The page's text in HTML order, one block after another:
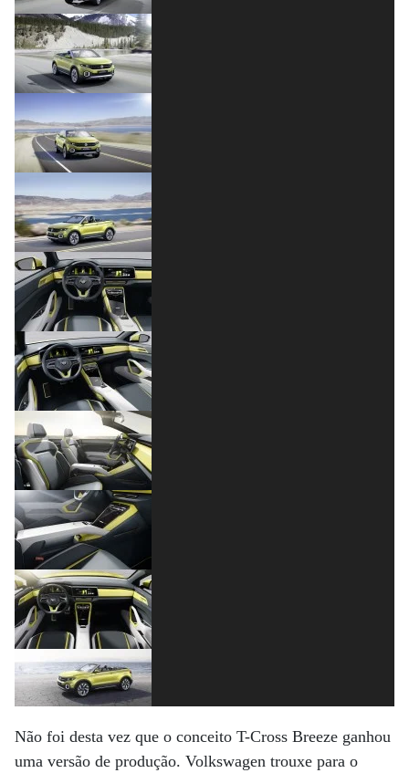
Não foi desta vez que o conceito T-Cross Breeze ganhou
uma versão de produção. Volkswagen trouxe para o